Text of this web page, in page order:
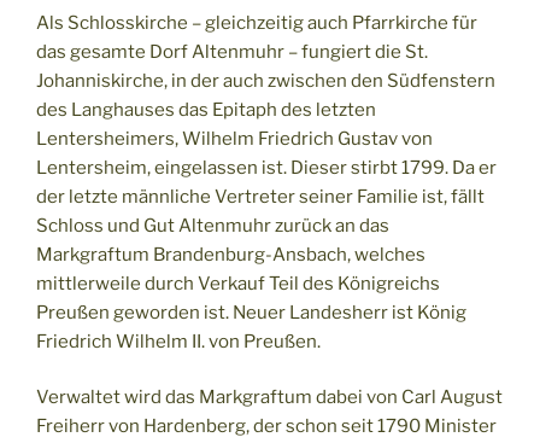
Als Schlosskirche – gleichzeitig auch Pfarrkirche für
das gesamte Dorf Altenmuhr – fungiert die St.
Johanniskirche, in der auch zwischen den Südfenstern
des Langhauses das Epitaph des letzten
Lentersheimers, Wilhelm Friedrich Gustav von
Lentersheim, eingelassen ist. Dieser stirbt 1799. Da er
der letzte männliche Vertreter seiner Familie ist, fällt
Schloss und Gut Altenmuhr zurück an das
Markgraftum Brandenburg-Ansbach, welches
mittlerweile durch Verkauf Teil des Königreichs
Preußen geworden ist. Neuer Landesherr ist König
Friedrich Wilhelm II. von Preußen.
Verwaltet wird das Markgraftum dabei von Carl August
Freiherr von Hardenberg, der schon seit 1790 Minister